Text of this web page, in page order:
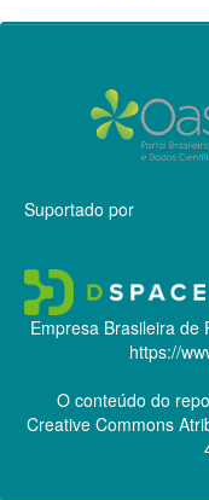
Suportado por
Empresa Brasileira de
https://
O conteúdo do
Creative Commons